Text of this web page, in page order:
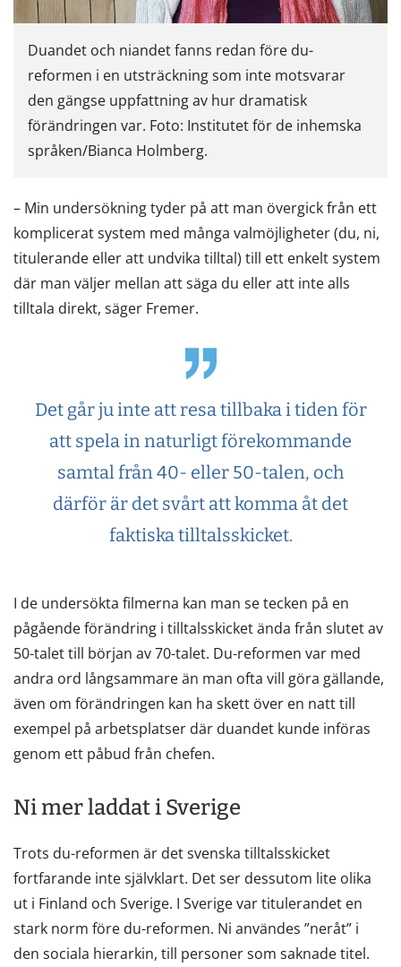
Duandet och niandet fanns redan före du-
reformen i en utsträckning som inte motsvarar
den gängse uppfattning av hur dramatisk
förändringen var. Foto: Institutet för de inhemska
språken/Bianca Holmberg.
– Min undersökning tyder på att man övergick från ett
komplicerat system med många valmöjligheter (du, ni,
titulerande eller att undvika tilltal) till ett enkelt system
där man väljer mellan att säga du eller att inte alls
tilltala direkt, säger Fremer.
Det går ju inte att resa tillbaka i tiden för
att spela in naturligt förekommande
samtal från 40- eller 50-talen, och
därför är det svårt att komma åt det
faktiska tilltalsskicket.
I de undersökta filmerna kan man se tecken på en
pågående förändring i tilltalsskicket ända från slutet av
50-talet till början av 70-talet. Du-reformen var med
andra ord långsammare än man ofta vill göra gällande,
även om förändringen kan ha skett över en natt till
exempel på arbetsplatser där duandet kunde införas
genom ett påbud från chefen.
Ni mer laddat i Sverige
Trots du-reformen är det svenska tilltalsskicket
fortfarande inte självklart. Det ser dessutom lite olika
ut i Finland och Sverige. I Sverige var titulerandet en
stark norm före du-reformen. Ni användes ”neråt” i
den sociala hierarkin, till personer som saknade titel.